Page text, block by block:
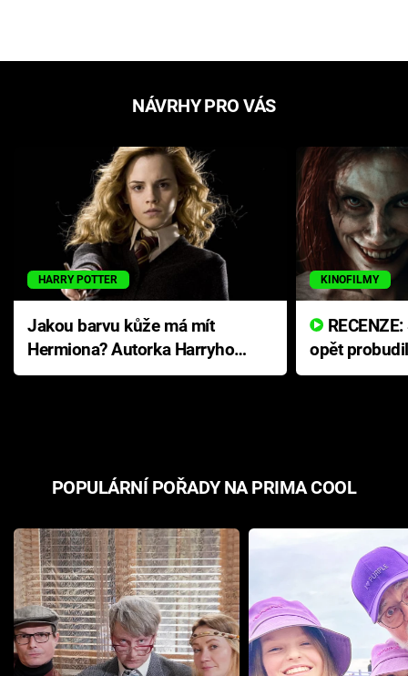
NÁVRHY PRO VÁS
HARRY POTTER
Jakou barvu kůže má mít
Hermiona? Autorka Harryho
Pottera přišla s ráznou
KINOFILMY
opět
přichází s
POPULÁRNÍ POŘADY NA PRIMA COOL